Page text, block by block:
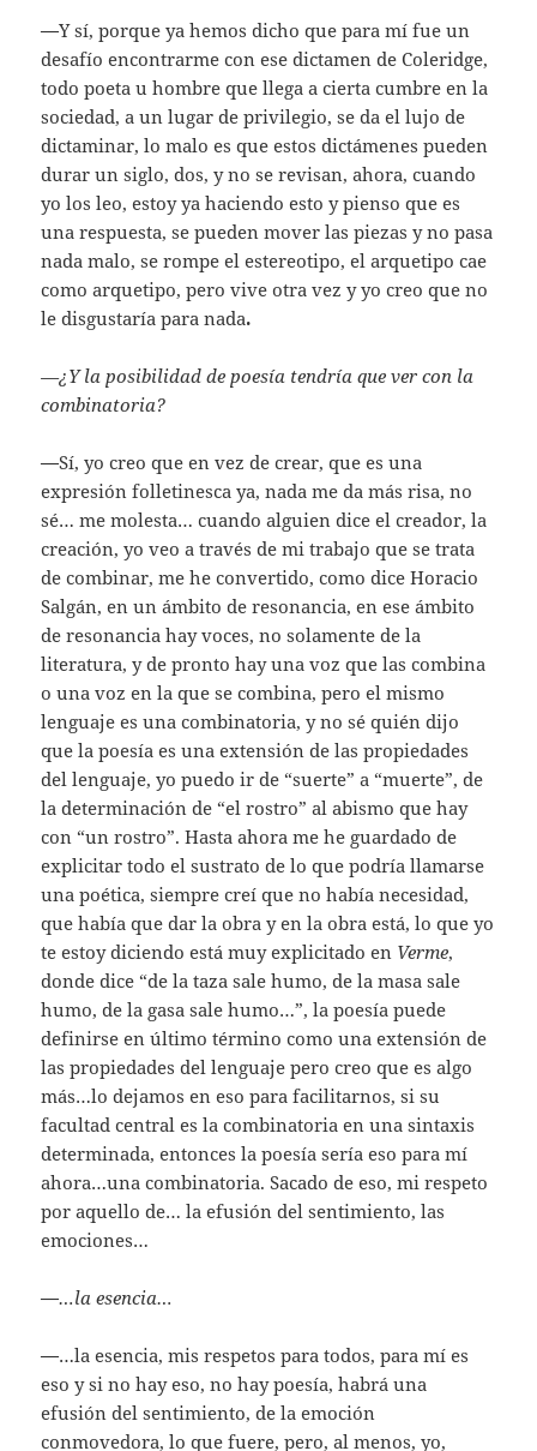
—Y sí, porque ya hemos dicho que para mí fue un
desafío encontrarme con ese dictamen de Coleridge,
todo poeta u hombre que llega a cierta cumbre en la
sociedad, a un lugar de privilegio, se da el lujo de
dictaminar, lo malo es que estos dictámenes pueden
durar un siglo, dos, y no se revisan, ahora, cuando
yo los leo, estoy ya haciendo esto y pienso que es
una respuesta, se pueden mover las piezas y no pasa
nada malo, se rompe el estereotipo, el arquetipo cae
como arquetipo, pero vive otra vez y yo creo que no
le disgustaría para nada.
—¿Y la posibilidad de poesía tendría que ver con la
combinatoria?
—Sí, yo creo que en vez de crear, que es una
expresión folletinesca ya, nada me da más risa, no
sé… me molesta… cuando alguien dice el creador, la
creación, yo veo a través de mi trabajo que se trata
de combinar, me he convertido, como dice Horacio
Salgán, en un ámbito de resonancia, en ese ámbito
de resonancia hay voces, no solamente de la
literatura, y de pronto hay una voz que las combina
o una voz en la que se combina, pero el mismo
lenguaje es una combinatoria, y no sé quién dijo
que la poesía es una extensión de las propiedades
del lenguaje, yo puedo ir de “suerte” a “muerte”, de
la determinación de “el rostro” al abismo que hay
con “un rostro”. Hasta ahora me he guardado de
explicitar todo el sustrato de lo que podría llamarse
una poética, siempre creí que no había necesidad,
que había que dar la obra y en la obra está, lo que yo
te estoy diciendo está muy explicitado en Verme,
donde dice “de la taza sale humo, de la masa sale
humo, de la gasa sale humo…”, la poesía puede
definirse en último término como una extensión de
las propiedades del lenguaje pero creo que es algo
más…lo dejamos en eso para facilitarnos, si su
facultad central es la combinatoria en una sintaxis
determinada, entonces la poesía sería eso para mí
ahora…una combinatoria. Sacado de eso, mi respeto
por aquello de… la efusión del sentimiento, las
emociones…
—…la esencia…
—…la esencia, mis respetos para todos, para mí es
eso y si no hay eso, no hay poesía, habrá una
efusión del sentimiento, de la emoción
conmovedora, lo que fuere, pero, al menos, yo,